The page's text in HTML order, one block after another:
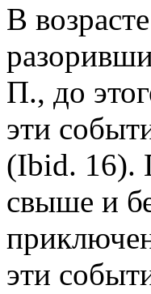
В
П., до
эти
(Ibid. 16).
свыше и
эти